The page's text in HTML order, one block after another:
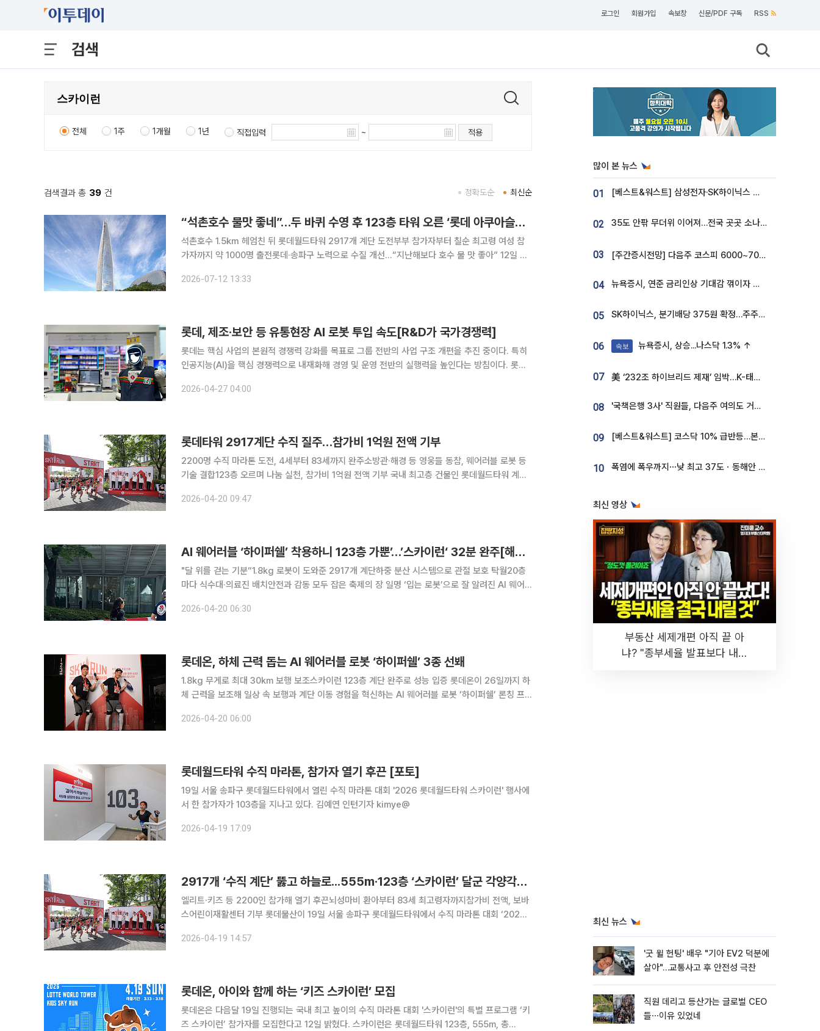
로그인 회원가입 속보창 신문/PDF 구독 RSS
검색
전체 1주 1개월 1년 직접입력 ~ 적용
검색결과 총 39 건 최신순
정확도순
“석촌호수 물맛 좋네”…두 바퀴 수영 후 123층 타워 오른 ‘롯데 아쿠아슬론’ 철인들[가보니]
석촌호수 1.5㎞ 헤엄친 뒤 롯데월드타워 2917개 계단 도전부부 참가자부터 칠순 최고령 여성 참
가자까지 약 1000명 출전롯데·송파구 노력으로 수질 개선…“지난해보다 호수 물 맛 좋아” 12일 오
이 사람들로 붐볐다. 주말이면 러닝과 산책을 즐기는 이들로 북적
2026-07-12 13:33
롯데, 제조·보안 등 유통현장 AI 로봇 투입 속도[R&D가 국가경쟁력]
롯데는 핵심 사업의 본원적 경쟁력 강화를 목표로 그룹 전반의 사업 구조 개편을 추진 중이다. 특히
인공지능(AI)을 핵심 경쟁력으로 내재화해 경영 및 운영 전반의 실행력을 높인다는 방침이다. 롯데
반 RaaS(Robot as a Service) 상용화를 목
2026-04-27 04:00
롯데타워 2917계단 수직 질주…참가비 1억원 전액 기부
2200명 수직 마라톤 도전, 4세부터 83세까지 완주소방관·해경 등 영웅들 동참, 웨어러블 로봇 등
기술 결합123층 오르며 나눔 실천, 참가비 1억원 전액 기부 국내 최고층 건물인 롯데월드타워 계단
2026-04-20 09:47
AI 웨어러블 ‘하이퍼쉘’ 착용하니 123층 가뿐’…’스카이런‘ 32분 완주[해보니]
"달 위를 걷는 기분“1.8kg 로봇이 도와준 2917개 계단하중 분산 시스템으로 관절 보호 탁월20층
마다 식수대·의료진 배치안전과 감동 모두 잡은 축제의 장 일명 ‘입는 로봇’으로 잘 알려진 AI 웨어
완주에 성공했다. 무릎 부상을 안은 상태였지만 로
2026-04-20 06:30
롯데온, 하체 근력 돕는 AI 웨어러블 로봇 ‘하이퍼쉘’ 3종 선봬
1.8kg 무게로 최대 30km 보행 보조스카이런 123층 계단 완주로 성능 입증 롯데온이 26일까지 하
체 근력을 보조해 일상 속 보행과 계단 이동 경험을 혁신하는 AI 웨어러블 로봇 ‘하이퍼쉘’ 론칭 프
따르면, 롯데온은 19일부터 26일까지 AI 웨어러블
2026-04-20 06:00
롯데월드타워 수직 마라톤, 참가자 열기 후끈 [포토]
19일 서울 송파구 롯데월드타워에서 열린 수직 마라톤 대회 '2026 롯데월드타워 스카이런' 행사에
서 한 참가자가 103층을 지나고 있다. 김예연 인턴기자 kimye@
2026-04-19 17:09
2917개 ‘수직 계단’ 뚫고 하늘로...555m·123층 ‘스카이런’ 달군 각양각색 러너들[르포]
엘리트·키즈 등 2200인 참가해 열기 후끈뇌성마비 환아부터 83세 최고령자까지참가비 전액, 보바
스어린이재활센터 기부 롯데물산이 19일 서울 송파구 롯데월드타워에서 수직 마라톤 대회 ‘2026
개 계단을 오르며 각자의 한계에 도전하는 동시에 재활
2026-04-19 14:57
롯데온, 아이와 함께 하는 ‘키즈 스카이런’ 모집
롯데온은 다음달 19일 진행되는 국내 최고 높이의 수직 마라톤 대회 '스카이런'의 특별 프로그램 ‘키
즈 스카이런’ 참가자를 모집한다고 12일 밝혔다. 스카이런은 롯데월드타워 123층, 555m, 총
많이 본 뉴스
01 [베스트&워스트] 삼성전자·SK하이닉스 밀린 한 주…상상인증권은 85% 급등
02 35도 안팎 무더위 이어져…전국 곳곳 소나기 [오늘 날씨]
03 [주간증시전망] 다음주 코스피 6000~7000⋯“外人 수급은 정책이 변수”
04 뉴욕증시, 연준 금리인상 기대감 꺾이자 상승...S&P500 사상 최고치 [종합]
05 SK하이닉스, 분기배당 375원 확정…주주환원책 9월로 앞당겨 발표
06 속보 뉴욕증시, 상승...나스닥 1.3% ↑
07 美 ‘232조 하이브리드 제재’ 임박…K-태양광, 불확실성 털고 날개 다나
08 '국책은행 3사' 직원들, 다음주 여의도 거리 나서는 까닭은
09 [베스트&워스트] 코스닥 10% 급반등…본느, 최대주주 변경 기대에 270% 폭등
10 폭염에 폭우까지⋯낮 최고 37도ㆍ동해안 강한 비 [날씨]
최신 영상
부동산 세제개편 아직 끝 아
냐? "종부세율 발표보다 내릴
최신 뉴스
'굿 윌 헌팅' 배우 "기아 EV2 덕분에
살아"…교통사고 후 안전성 극찬
직원 데리고 등산가는 글로벌 CEO
들⋯이유 있었네